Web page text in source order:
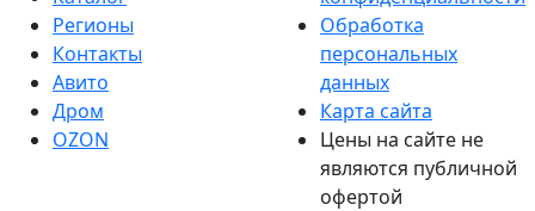
Регионы
Контакты
Авито
Дром
OZON
Обработка
персональных
данных
Карта сайта
Цены на сайте не
являются публичной
офертой